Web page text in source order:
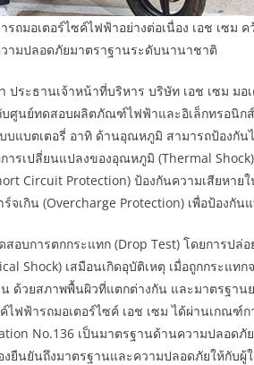
อร์ไซค์ไฟฟ้าอย่างต่อเนื่อง เอช เซม คว้
ามปลอดภัยมาตราฐานระดับนานาชาติ
เจ้าหน้าที่บริหาร บริษัท เอช เซม มอเตอ
ศูนย์ทดสอบผลิตภัณฑ์ไฟฟ้าและอิเล็กทรอนิก
แบตเตอรี่ อาทิ ด้านอุณหภูมิ สามารถป้องกั
รเปลี่ยนแปลงของอุณหภูมิ (Thermal
Circuit Protection) ป้องกันความเสียหาย
จเกิน (Overcharge Protection) เพื่อป้องกัน
รตกกระแทก (Drop Test) โดยการปล่อย
Shock) เสมือนเกิดอุบัติเหตุ เมื่อถูกกระแท
ด้วยสภาพพื้นผิวที่แตกต่างกัน และมาตรฐาน
ไฟฟ้ารถมอเตอร์ไซค์ เอช เซม ได้ผ่านเกณฑ์
No.136 เป็นมาตรฐานด้านความปลอดภั
งยืนยันถึงมาตรฐานและความปลอดภัยให้กับผู้